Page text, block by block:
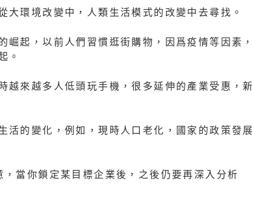
環境改變中，人類生活模式的改變中去尋找。
起，以前人們習慣逛街購物，因爲疫情等因素，
。
越來越多人低頭玩手機，很多延伸的產業受惠，新
活的變化，例如，現時人口老化，國家的政策發展
當你鎖定某目標企業後，之後仍要再深入分析